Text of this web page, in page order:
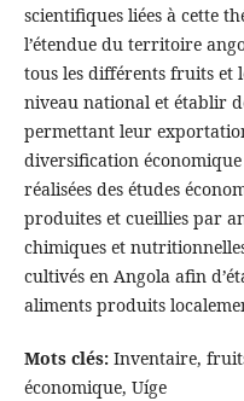
scientifiques liées à cette
l’étendue du territoire
tous les différents fruits et
niveau national et établir
permettant leur
diversification
réalisées des études
produites et cueillies par
chimiques et
cultivés en Angola afin
aliments produits
Mots clés:Inventaire,
économique, Uíge